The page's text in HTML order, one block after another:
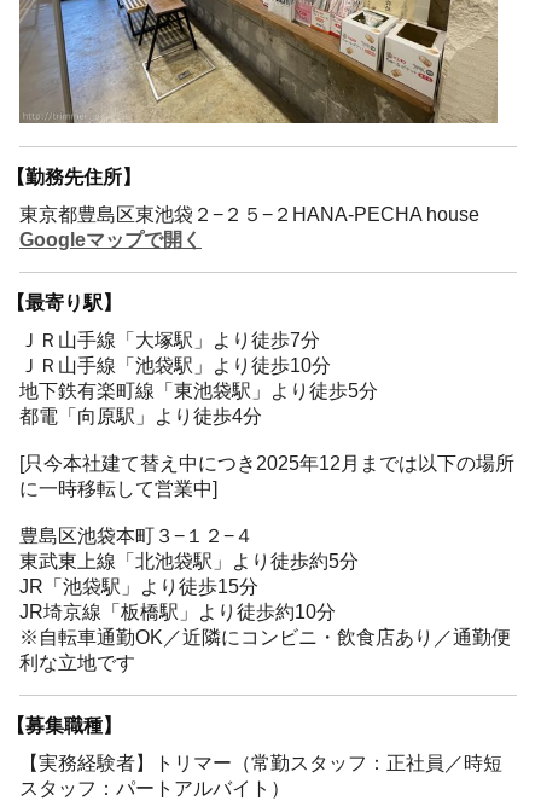
【勤務先住所】
東京都豊島区東池袋２−２５−２HANA-PECHA house
Googleマップで開く
【最寄り駅】
ＪＲ山手線「大塚駅」より徒歩7分
ＪＲ山手線「池袋駅」より徒歩10分
地下鉄有楽町線「東池袋駅」より徒歩5分
都電「向原駅」より徒歩4分
[只今本社建て替え中につき2025年12月までは以下の場所
に一時移転して営業中]
豊島区池袋本町３−１２−４
東武東上線「北池袋駅」より徒歩約5分
JR「池袋駅」より徒歩15分
JR埼京線「板橋駅」より徒歩約10分
※自転車通勤OK／近隣にコンビニ・飲食店あり／通勤便
利な立地です
【募集職種】
【実務経験者】トリマー（常勤スタッフ：正社員／時短
スタッフ：パートアルバイト）